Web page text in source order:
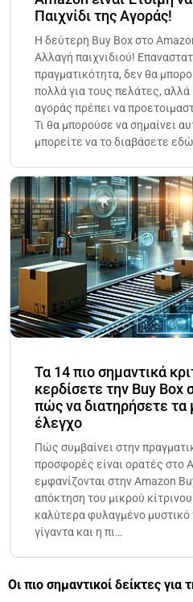
Παιχνίδι της Αγοράς!
Η δεύτερη Buy Box στο
Αλλαγή παιχνιδιού!
πραγματικότητα, δεν θα
πολλά για τους πελάτες,
αγοράς πρέπει να
Τι θα μπορούσε να σημαίνει
μπορείτε να το διαβάσετε
Τα 14 πιο σημαντικά
κερδίσετε την Buy Box
πώς να διατηρήσετε
έλεγχο
Πώς συμβαίνει στην
προσφορές είναι ορατές στο
εμφανίζονται στην Amazon
απόκτηση του μικρού
καλύτερα φυλαγμένο μυστικό
γίγαντα και η πι…
Οι πιο σημαντικοί δείκτες